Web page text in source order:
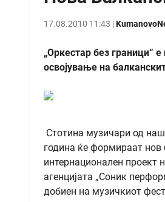
17.08.2010 11:43 |
„Оркестар без граници“
освојување на
Стотина музичари од
година ќе формираат нов
интернационален проект
агенцијата „Соник
добиен на музичкиот